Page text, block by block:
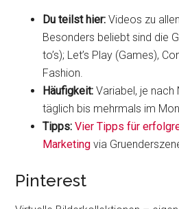
Du teilst hier: Videos zu
Besonders beliebt sind die
to’s); Let’s Play (Games),
Fashion.
Häufigkeit: Variabel, je nach
täglich bis mehrmals im
Tipps: Vier Tipps für
Marketing via
Pinterest